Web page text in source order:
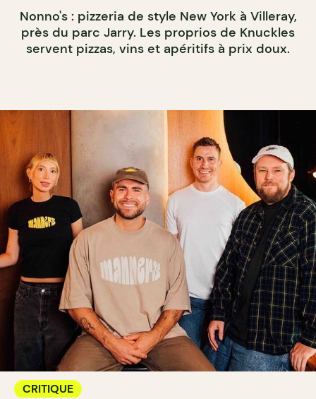
Nonno's : pizzeria de style New York à Villeray,
près du parc Jarry. Les proprios de Knuckles
servent pizzas, vins et apéritifs à prix doux.
CRITIQUE